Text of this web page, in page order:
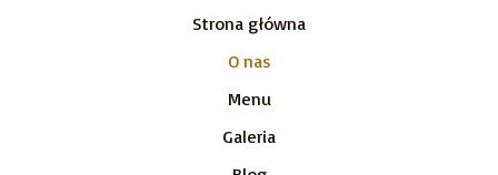
Strona główna
O nas
Menu
Galeria